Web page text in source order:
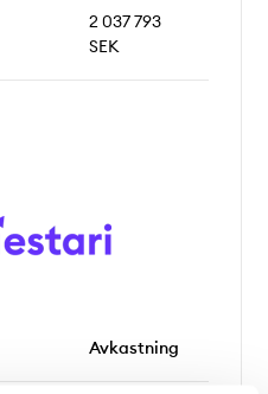
2 037 793
SEK
Avkastning